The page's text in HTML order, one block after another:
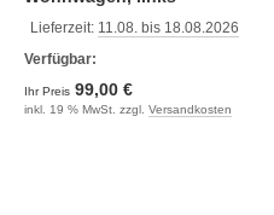
Lieferzeit: 11.08. bis 18.08.2026
Verfügbar:
Ihr Preis 99,00 €
inkl. 19 % MwSt. zzgl. Versandkosten